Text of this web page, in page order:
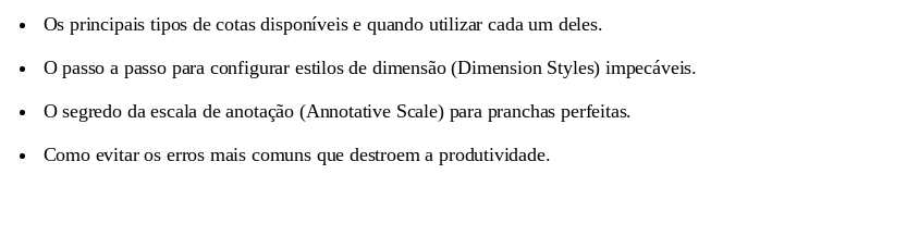
Os principais tipos de cotas disponíveis e quando utilizar cada um deles.
O passo a passo para configurar estilos de dimensão (Dimension Styles) impecáveis.
O segredo da escala de anotação (Annotative Scale) para pranchas perfeitas.
Como evitar os erros mais comuns que destroem a produtividade.